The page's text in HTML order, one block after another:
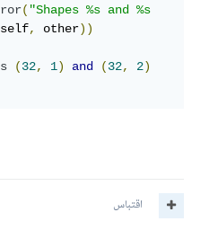
("Shapes %s and %s
self, other))
(32, 1) and (32, 2)
اقتباس